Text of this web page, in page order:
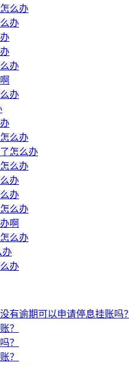
么办
办
办
办
么办
怎么办
么办
办
办
么办
啊
么办
办
办
有逾期可以申请停息挂账吗？
？
？
？